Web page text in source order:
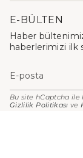
E-BÜLTEN
Haber
haberlerimizi ilk
Bu site hCaptcha ile
Gizlilik Politikası ve